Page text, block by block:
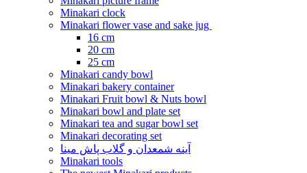
Minakari clock
Minakari flower vase and sake jug
16 cm
20 cm
25 cm
Minakari candy bowl
Minakari bakery container
Minakari Fruit bowl & Nuts bowl
Minakari bowl and plate set
Minakari tea and sugar bowl set
Minakari decorating set
آینه شمعدان و گلاب پاش مینا
Minakari tools